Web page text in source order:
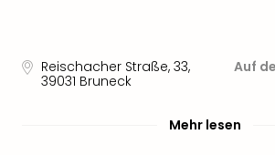
Reischacher Straße, 33,
39031 Bruneck
Auf
Mehr lesen